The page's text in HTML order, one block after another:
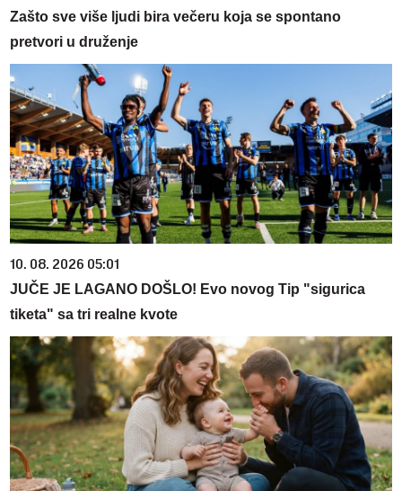
Zašto sve više ljudi bira večeru koja se spontano
pretvori u druženje
10. 08. 2026 05:01
JUČE JE LAGANO DOŠLO! Evo novog Tip "sigurica
tiketa" sa tri realne kvote